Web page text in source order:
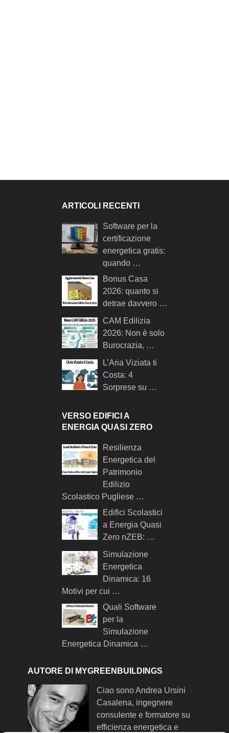
ARTICOLI RECENTI
Software per la
certificazione
energetica gratis:
quando …
Bonus Casa
2026: quanto si
detrae davvero …
CAM Edilizia
2026: Non è solo
Burocrazia, …
L’Aria Viziata ti
Costa: 4
Sorprese su …
VERSO EDIFICI A
ENERGIA QUASI ZERO
Resilienza
Energetica del
Patrimonio
Edilizio
Scolastico Pugliese …
Edifici Scolastici
a Energia Quasi
Zero nZEB: …
Simulazione
Energetica
Dinamica: 16
Motivi per cui …
Quali Software
per la
Simulazione
Energetica Dinamica …
AUTORE DI MYGREENBUILDINGS
Ciao sono Andrea Ursini
Casalena, ingegnere
consulente e formatore su
efficienza energetica e